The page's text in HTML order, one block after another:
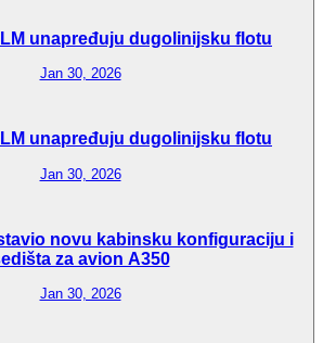
unapređuju dugolinijsku flotu
Jan 30, 2026
unapređuju dugolinijsku flotu
Jan 30, 2026
novu kabinsku konfiguraciju i
za avion A350
Jan 30, 2026